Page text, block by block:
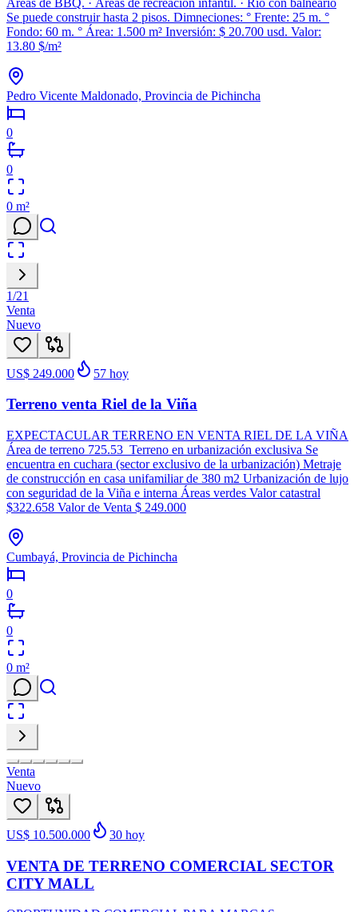
Se puede construir hasta 2 pisos. Dimneciones: ° Frente: 25 m. °
Fondo: 60 m. ° Área: 1.500 m² Inversión: $ 20.700 usd. Valor:
13.80 $/m²
Pedro Vicente Maldonado, Provincia de Pichincha
0
0
0 m²
1/21
Venta
Nuevo
US$ 249.000 57 hoy
Terreno venta Riel de la Viña
EXPECTACULAR TERRENO EN VENTA RIEL DE LA VIÑA
Área de terreno 725.53 Terreno en urbanización exclusiva Se
encuentra en cuchara (sector exclusivo de la urbanización) Metraje
de construcción en casa unifamiliar de 380 m2 Urbanización de lujo
con seguridad de la Viña e interna Áreas verdes Valor catastral
$322.658 Valor de Venta $ 249.000
Cumbayá, Provincia de Pichincha
0
0
0 m²
Venta
Nuevo
US$ 10.500.000 30 hoy
VENTA DE TERRENO COMERCIAL SECTOR
CITY MALL